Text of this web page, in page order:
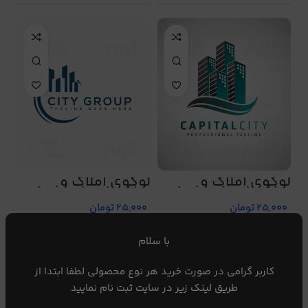
با سلام
کاربر گرامی در صورت خرید هر نوع محصولی لطفا ابتدا از
طریق لینک زیر در سایت ثبت نام نمایید
لوگوی املاک و
ساختمان طرح شماره
498
25,000تومان
لوگوی املاک و
ساختمان طرح شماره
499
25,000تومان